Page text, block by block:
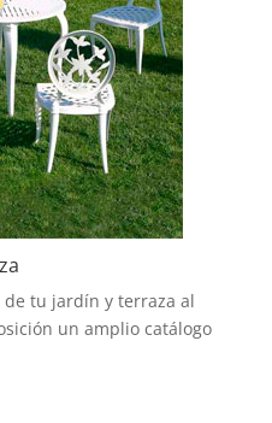
tu jardín y terraza al
un amplio catálogo